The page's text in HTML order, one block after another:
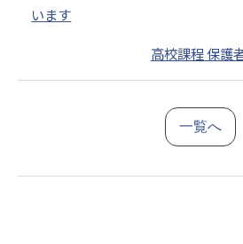
います
高校課程 保護
一覧へ